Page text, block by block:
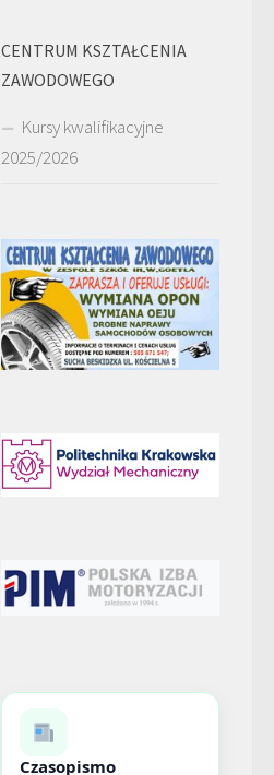
CENTRUM KSZTAŁCENIA
ZAWODOWEGO
Kursy kwalifikacyjne
2025/2026
Czasopismo